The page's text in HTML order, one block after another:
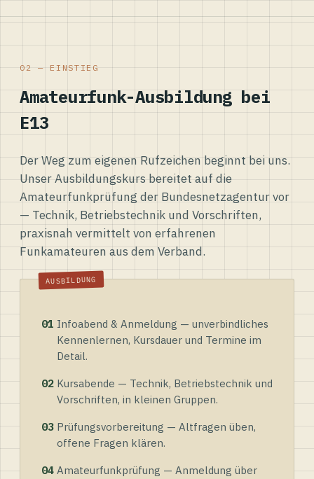
02 — EINSTIEG
Amateurfunk-Ausbildung bei
E13
Der Weg zum eigenen Rufzeichen beginnt bei uns.
Unser Ausbildungskurs bereitet auf die
Amateurfunkprüfung der Bundesnetzagentur vor
— Technik, Betriebstechnik und Vorschriften,
praxisnah vermittelt von erfahrenen
Funkamateuren aus dem Verband.
01 Infoabend & Anmeldung — unverbindliches
Kennenlernen, Kursdauer und Termine im
Detail.
02 Kursabende — Technik, Betriebstechnik und
Vorschriften, in kleinen Gruppen.
03 Prüfungsvorbereitung — Altfragen üben,
offene Fragen klären.
04 Amateurfunkprüfung — Anmeldung über